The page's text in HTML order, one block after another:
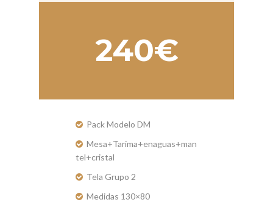
240€
Pack Modelo DM
Mesa+Tarima+enaguas+man
tel+cristal
Tela Grupo 2
Medidas 130×80